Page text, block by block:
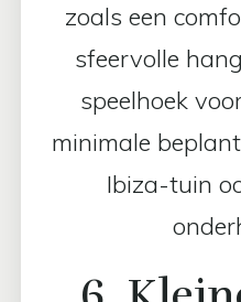
zoals een
sfeervolle
speelhoek
minimale
Ibiza-tuin